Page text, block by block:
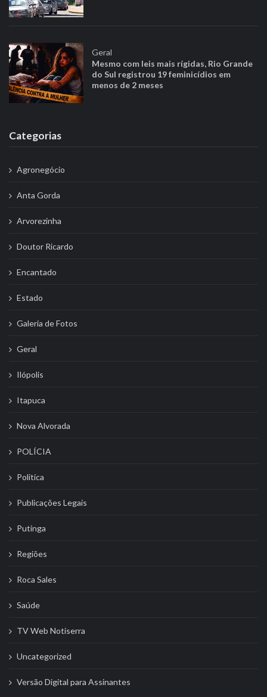
Geral
Mesmo com leis mais rígidas, Rio Grande
do Sul registrou 19 feminicídios em
menos de 2 meses
Categorias
Agronegócio
Anta Gorda
Arvorezinha
Doutor Ricardo
Encantado
Estado
Galeria de Fotos
Geral
Ilópolis
Itapuca
Nova Alvorada
POLÍCIA
Politíca
Publicações Legais
Putinga
Regiões
Roca Sales
Saúde
TV Web Notiserra
Uncategorized
Versão Digital para Assinantes